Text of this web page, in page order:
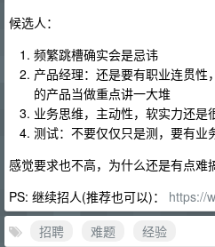
候选人：
频繁跳槽确实会是忌讳
产品经理：还是要有职业连贯性
的产品当做重点讲一大堆
业务思维，主动性，软实力还是
测试：不要仅仅只是测，要有业
感觉要求也不高，为什么还是有点难
PS: 继续招人(推荐也可以)： https://
招聘
难题
经验